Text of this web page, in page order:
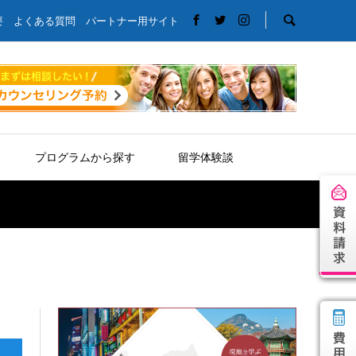
よくある質問 パートナー用サイト
プログラムから探す 留学体験談